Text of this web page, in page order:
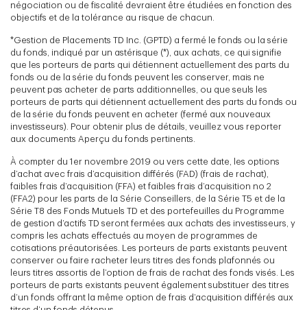
négociation ou de fiscalité devraient être étudiées en fonction des
objectifs et de la tolérance au risque de chacun.
*Gestion de Placements TD Inc. (GPTD) a fermé le fonds ou la série
du fonds, indiqué par un astérisque (*), aux achats, ce qui signifie
que les porteurs de parts qui détiennent actuellement des parts du
fonds ou de la série du fonds peuvent les conserver, mais ne
peuvent pas acheter de parts additionnelles, ou que seuls les
porteurs de parts qui détiennent actuellement des parts du fonds ou
de la série du fonds peuvent en acheter (fermé aux nouveaux
investisseurs). Pour obtenir plus de détails, veuillez vous reporter
aux documents Aperçu du fonds pertinents.
À compter du 1er novembre 2019 ou vers cette date, les options
d’achat avec frais d’acquisition différés (FAD) (frais de rachat),
faibles frais d’acquisition (FFA) et faibles frais d’acquisition no 2
(FFA2) pour les parts de la Série Conseillers, de la Série T5 et de la
Série T8 des Fonds Mutuels TD et des portefeuilles du Programme
de gestion d’actifs TD seront fermées aux achats des investisseurs, y
compris les achats effectués au moyen de programmes de
cotisations préautorisées. Les porteurs de parts existants peuvent
conserver ou faire racheter leurs titres des fonds plafonnés ou
leurs titres assortis de l’option de frais de rachat des fonds visés. Les
porteurs de parts existants peuvent également substituer des titres
d’un fonds offrant la même option de frais d’acquisition différés aux